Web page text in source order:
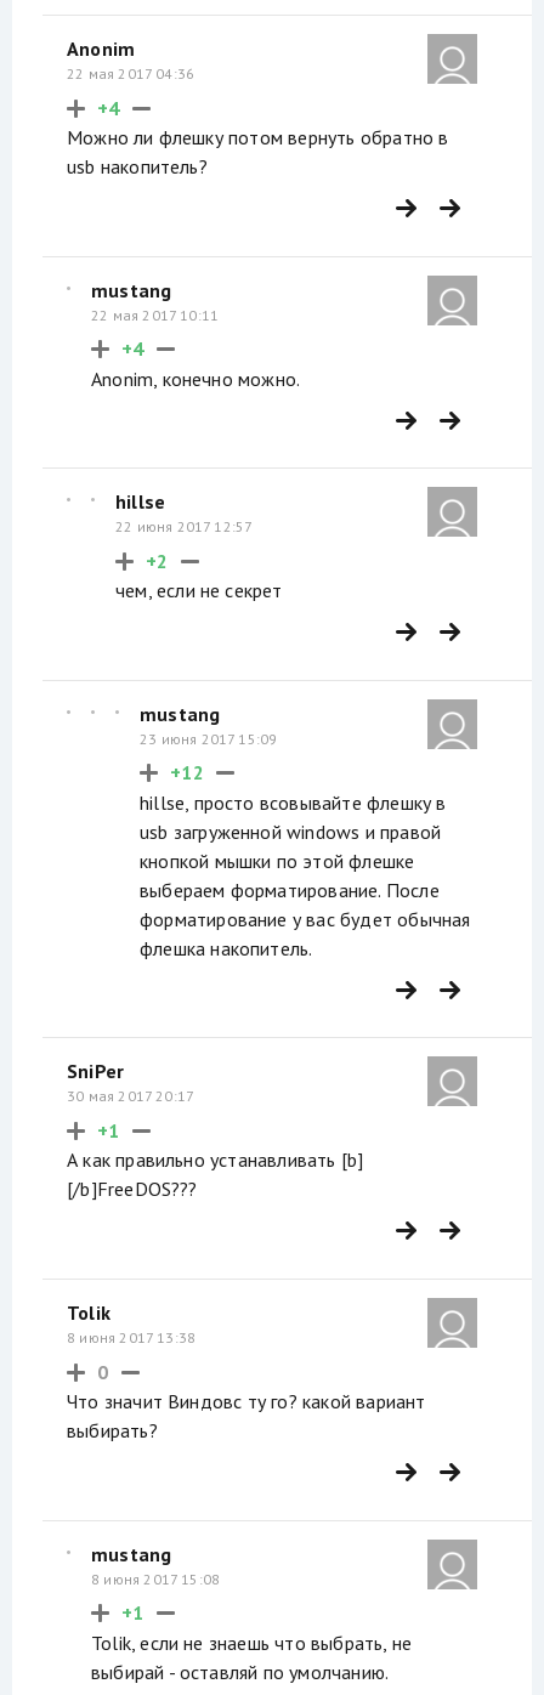
Anonim
22 мая 2017 04:36
+4
Можно ли флешку потом вернуть обратно в
usb накопитель?
mustang
22 мая 2017 10:11
+4
Anonim, конечно можно.
hillse
22 июня 2017 12:57
+2
чем, если не секрет
mustang
23 июня 2017 15:09
+12
hillse, просто всовывайте флешку в
usb загруженной windows и правой
кнопкой мышки по этой флешке
выбераем форматирование. После
форматирование у вас будет обычная
флешка накопитель.
SniPer
30 мая 2017 20:17
+1
А как правильно устанавливать [b]
[/b]FreeDOS???
Tolik
8 июня 2017 13:38
0
Что значит Виндовс ту го? какой вариант
выбирать?
mustang
8 июня 2017 15:08
+1
Tolik, если не знаешь что выбрать, не
выбирай - оставляй по умолчанию.